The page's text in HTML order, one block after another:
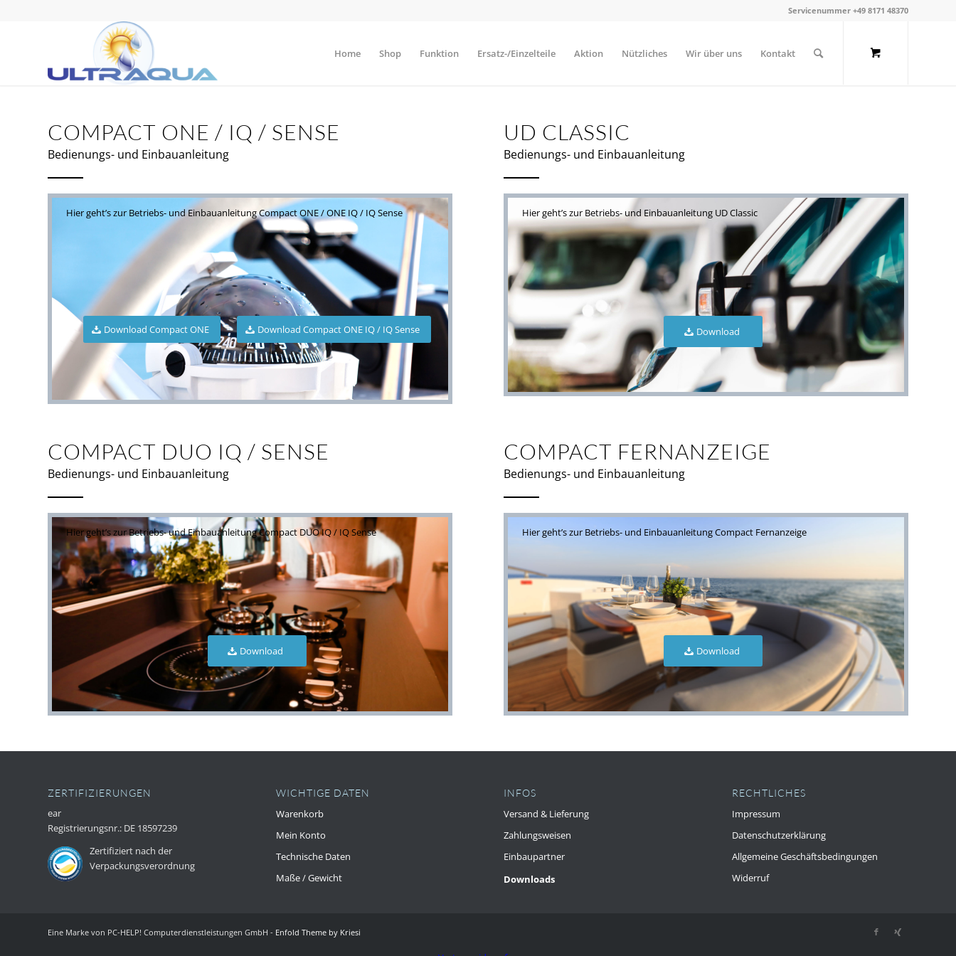
Servicenummer +49 8171 48370
Home Shop Funktion Ersatz-/Einzelteile Aktion Nützliches Wir über uns Kontakt
COMPACT ONE / IQ / SENSE
Bedienungs- und Einbauanleitung
UD CLASSIC
Bedienungs- und Einbauanleitung
Hier geht’s zur Betriebs- und Einbauanleitung Compact ONE / ONE IQ / IQ Sense
Download Compact ONE Download Compact ONE IQ / IQ Sense
Hier geht’s zur Betriebs- und Einbauanleitung UD Classic
Download
COMPACT DUO IQ / SENSE
Bedienungs- und Einbauanleitung
COMPACT FERNANZEIGE
Bedienungs- und Einbauanleitung
Hier geht’s zur Betriebs- und Einbauanleitung Compact DUO IQ / IQ Sense
Download
Hier geht’s zur Betriebs- und Einbauanleitung Compact Fernanzeige
Download
ZERTIFIZIERUNGEN
ear
Registrierungsnr.: DE 18597239
Zertifiziert nach der
Verpackungsverordnung
WICHTIGE DATEN
Warenkorb
Mein Konto
Technische Daten
Maße / Gewicht
INFOS
Versand & Lieferung
Zahlungsweisen
Einbaupartner
Downloads
RECHTLICHES
Impressum
Datenschutzerklärung
Allgemeine Geschäftsbedingungen
Widerruf
Eine Marke von PC-HELP! Computerdienstleistungen GmbH - Enfold Theme by Kriesi